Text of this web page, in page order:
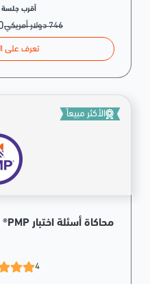
أقرب جلسة
746 دولار أمريكي
تعرف على
الأكثر مبيعاً
محاكاة أسئلة اختبار PMP® الإصدار الثامن باللغة العربية
4